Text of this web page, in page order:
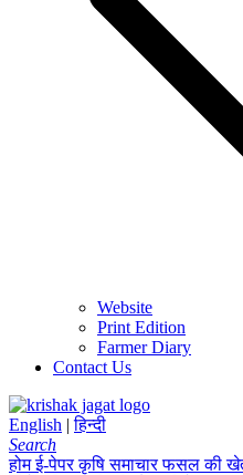
Website
Print Edition
Farmer Diary
Contact Us
English | हिन्दी
Search
होमई-पेपरकृषि समाचारफसल की